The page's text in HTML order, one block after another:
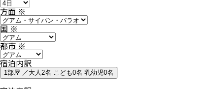
方面※
国※
都市※
宿泊内訳
1部屋 ／大人2名 こども0名 乳幼児0名